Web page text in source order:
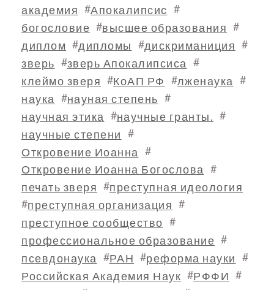
академия #Апокалипсис #
богословие #высшее образования #
диплом #дипломы #дискриманиция #
зверь #зверь Апокалипсиса #
клеймо зверя #КоАП РФ #лженаука #
наука #науная степень #
научная этика #научные гранты. #
научные степени #
Откровение Иоанна #
Откровение Иоанна Богослова #
печать зверя #преступная идеология
#преступная организация #
преступное сообщество #
профессиональное образование #
псевдонаука #РАН #реформа науки #
Российская Академия Наук #РФФИ #